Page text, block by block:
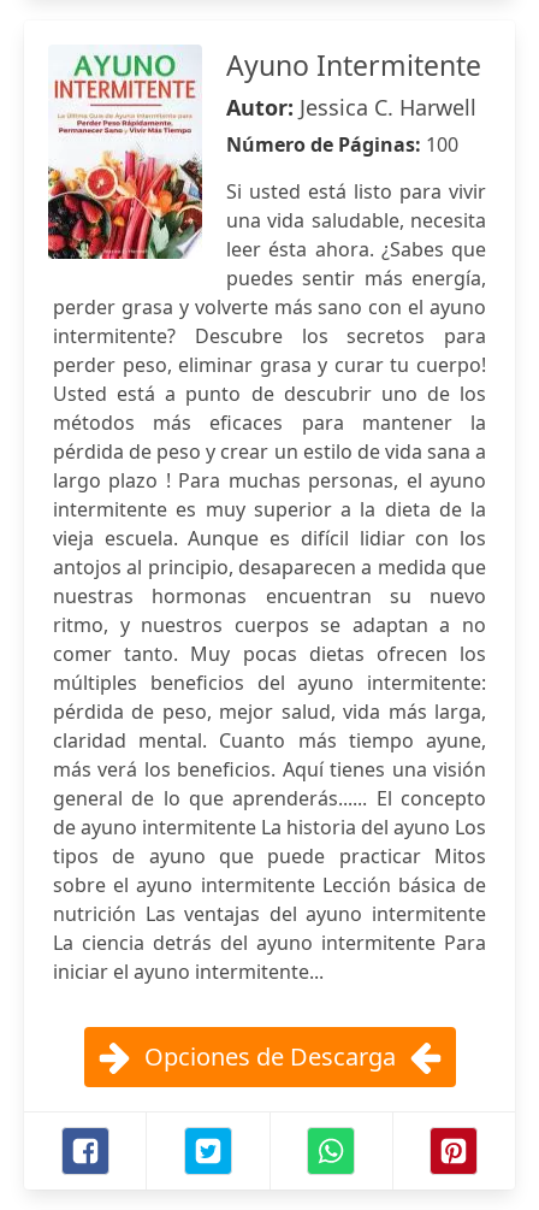
Ayuno Intermitente
Autor: Jessica C. Harwell
Número de Páginas: 100
Si usted está listo para vivir
una vida saludable, necesita
leer ésta ahora. ¿Sabes que
puedes sentir más energía,
perder grasa y volverte más sano con el ayuno
intermitente? Descubre los secretos para
perder peso, eliminar grasa y curar tu cuerpo!
Usted está a punto de descubrir uno de los
métodos más eficaces para mantener la
pérdida de peso y crear un estilo de vida sana a
largo plazo ! Para muchas personas, el ayuno
intermitente es muy superior a la dieta de la
vieja escuela. Aunque es difícil lidiar con los
antojos al principio, desaparecen a medida que
nuestras hormonas encuentran su nuevo
ritmo, y nuestros cuerpos se adaptan a no
comer tanto. Muy pocas dietas ofrecen los
múltiples beneficios del ayuno intermitente:
pérdida de peso, mejor salud, vida más larga,
claridad mental. Cuanto más tiempo ayune,
más verá los beneficios. Aquí tienes una visión
general de lo que aprenderás...... El concepto
de ayuno intermitente La historia del ayuno Los
tipos de ayuno que puede practicar Mitos
sobre el ayuno intermitente Lección básica de
nutrición Las ventajas del ayuno intermitente
La ciencia detrás del ayuno intermitente Para
iniciar el ayuno intermitente...
Opciones de Descarga